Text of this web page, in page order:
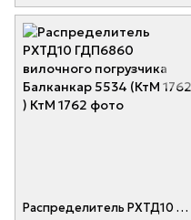
Распределитель РХТД10 ГДП6860 вилочного погрузчика Балканкар 5534 (КтМ 1762 )